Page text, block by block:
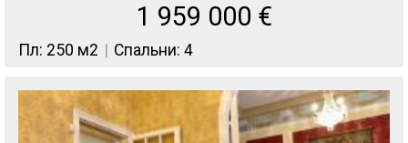
1 959 000 €
Пл: 250 м2 Спальни: 4